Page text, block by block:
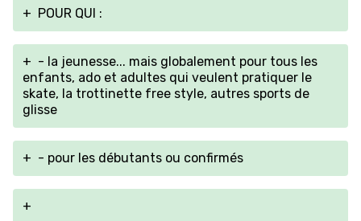
+ POUR QUI :
+ - la jeunesse... mais globalement pour tous les
enfants, ado et adultes qui veulent pratiquer le
skate, la trottinette free style, autres sports de
glisse
+ - pour les débutants ou confirmés
+